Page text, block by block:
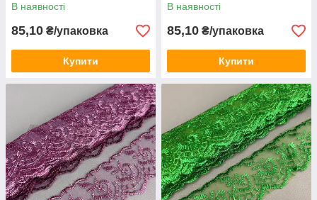
В наявності
85,10 ₴/упаковка
Купити
В наявності
85,10 ₴/упаковка
Купити